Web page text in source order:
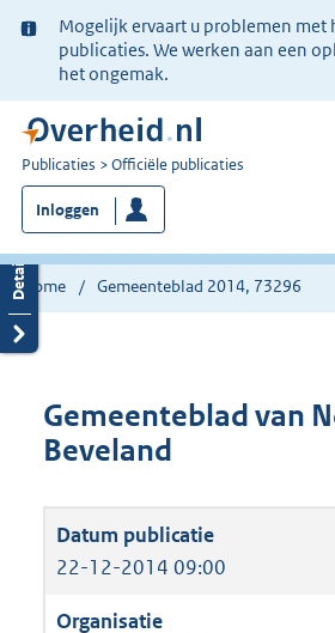
Ter
informatie:
Mogelijk ervaart u problemen met
publicaties. We werken aan een
het ongemak.
U
bent
nu
hier:
Publicaties Officiële publicaties
Inloggen
Home Gemeenteblad 2014, 73296
Gemeenteblad van
Beveland
22-12-2014 09:00